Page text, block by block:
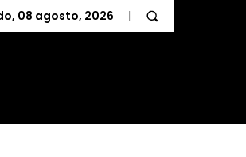
08 agosto, 2026